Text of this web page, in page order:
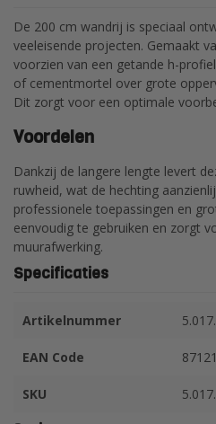
De 200 cm wandrij is speciaal
veeleisende projecten. Gemaakt
voorzien van een getande h-
of cementmortel over grote
Dit zorgt voor een optimale
Voordelen
Dankzij de langere lengte levert
ruwheid, wat de hechting
professionele toepassingen en
eenvoudig te gebruiken en zorgt
muurafwerking.
Specificaties
Artikelnummer
EAN Code
SKU